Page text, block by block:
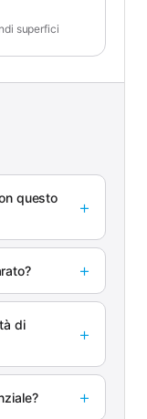
superfici
questo
di